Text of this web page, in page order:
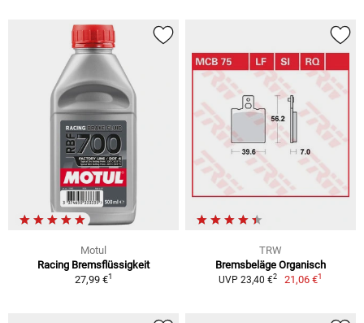
Motul
Racing Bremsflüssigkeit
27,99 €1
TRW
Bremsbeläge Organisch
UVP 23,40 €2 21,06 €1